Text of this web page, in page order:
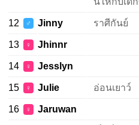
12 ♂ Jinny ราศีกันย์
13 ♀ Jhinnr
14 ♀ Jesslyn
15 ♀ Julie อ่อนเยาว์
16 ♀ Jaruwan